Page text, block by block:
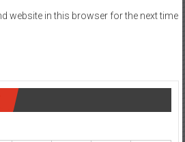
website in this browser for the next time